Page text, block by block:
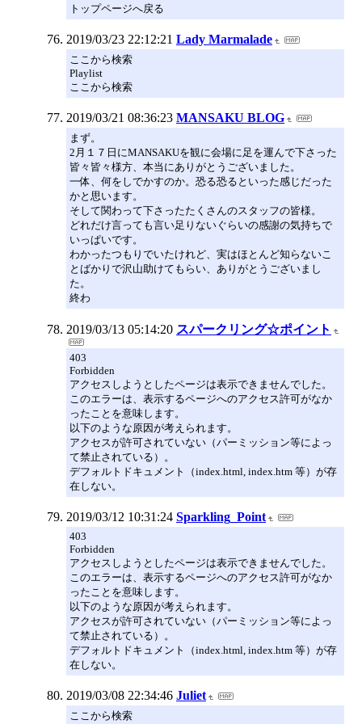
トップページへ戻る
2019/03/23 22:12:21 Lady Marmalade
ここから検索
Playlist
ここから検索
2019/03/21 08:36:23 MANSAKU BLOG
まず。
2月１７日にMANSAKUを観に会場に足を運んで下さった
皆々皆々様方、本当にありがとうございました。
一体、何をしでかすのか。恐る恐るといった感じだった
かと思います。
そして関わって下さったたくさんのスタッフの皆様。
どれだけ言っても言い足りないぐらいの感謝の気持ちで
いっぱいです。
わかったつもりでいたけれど、実はほとんど知らないこ
とばかりで沢山助けてもらい、ありがとうございまし
た。
終わ
2019/03/13 05:14:20 スパークリング☆ポイント
403
Forbidden
アクセスしようとしたページは表示できませんでした。
このエラーは、表示するページへのアクセス許可がなか
ったことを意味します。
以下のような原因が考えられます。
アクセスが許可されていない（パーミッション等によっ
て禁止されている）。
デフォルトドキュメント（index.html, index.htm 等）が存
在しない。
2019/03/12 10:31:24 Sparkling_Point
403
Forbidden
アクセスしようとしたページは表示できませんでした。
このエラーは、表示するページへのアクセス許可がなか
ったことを意味します。
以下のような原因が考えられます。
アクセスが許可されていない（パーミッション等によっ
て禁止されている）。
デフォルトドキュメント（index.html, index.htm 等）が存
在しない。
2019/03/08 22:34:46 Juliet
ここから検索